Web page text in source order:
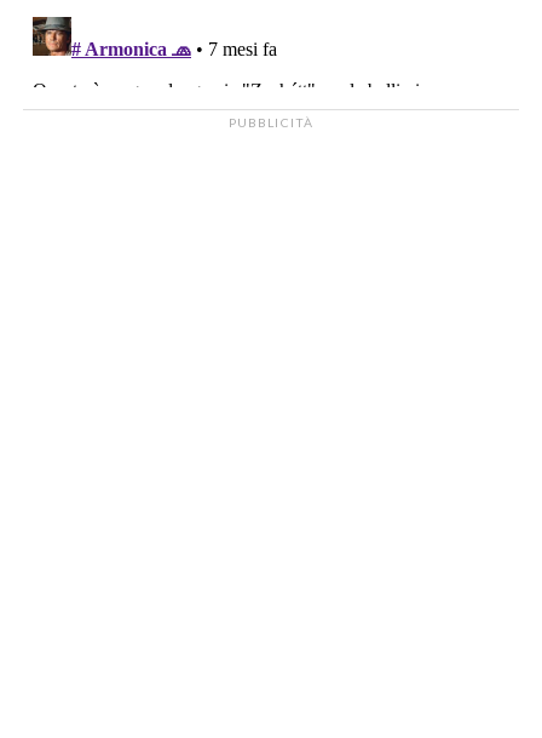
PUBBLICITÀ